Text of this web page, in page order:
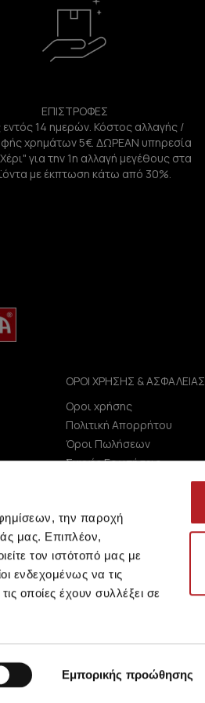
την παροχή
μας. Επιπλέον,
τον ιστότοπό μας με
ενδεχομένως να τις
οποίες έχουν συλλέξει σε
Εμπορικής προώθησης
ΕΠΙΣΤΡΟΦΕΣ
εντός 14 ημερών. Κόστος αλλαγής /
χρημάτων 5€. ΔΩΡΕΑΝ υπηρεσία
για την 1η αλλαγή μεγέθους στα
με έκπτωση κάτω από 30%.
ΟΡΟΙ ΧΡΗΣΗΣ & ΑΣΦΑΛΕΙΑΣ
Οροι χρήσης
Πολιτική Απορρήτου
Όροι Πωλήσεων
Συχνές Ερωτήσεις
reserved.